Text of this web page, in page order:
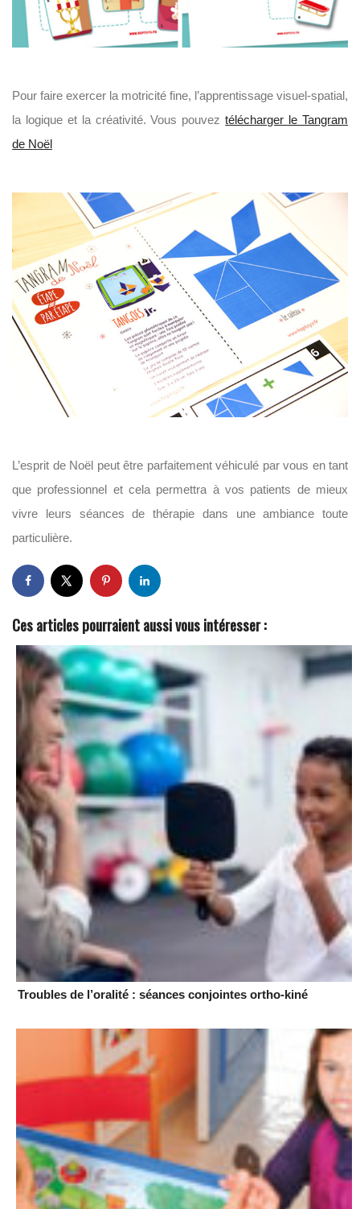
Pour faire exercer la motricité fine, l’apprentissage visuel-spatial,
la logique et la créativité. Vous pouveztélécharger le Tangram
de Noël
L’esprit de Noël peut être parfaitement véhiculé par vous en tant
que professionnel et cela permettra à vos patients de mieux
vivre leurs séances de thérapie dans une ambiance toute
particulière.
Ces articles pourraient aussi vous intéresser :
Troubles de l’oralité : séances conjointes ortho-kiné